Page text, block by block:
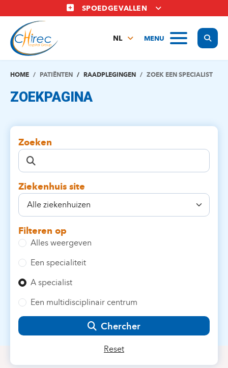
en
naar
inhoud
gaan
SPOEDGEVALLEN
MENU
NL
EN
HOME PATIËNTEN RAADPLEGINGEN ZOEK EEN SPECIALIST
ZOEKPAGINA
Zoeken
Ziekenhuis site
Filteren op
Alles weergeven
Een specialiteit
A specialist
Een multidisciplinair centrum
Chercher
Reset